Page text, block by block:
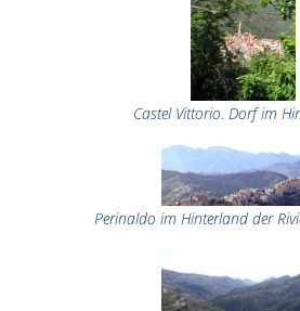
Castel Vittorio. Dorf im
Perinaldo im Hinterland der